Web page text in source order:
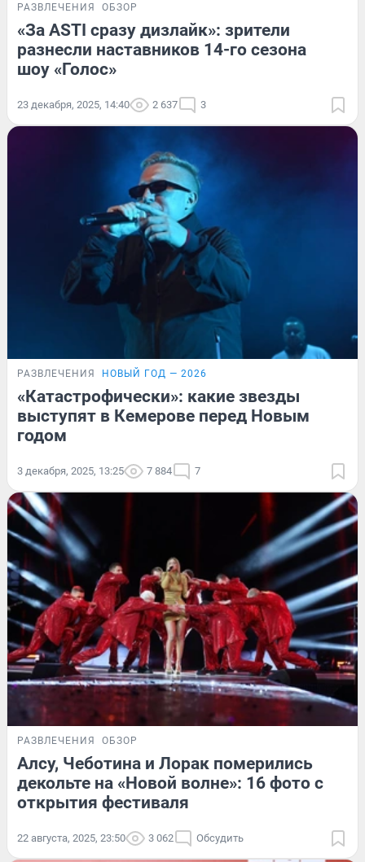
РАЗВЛЕЧЕНИЯ ОБЗОР
«За ASTI сразу дизлайк»: зрители
разнесли наставников 14-го сезона
шоу «Голос»
23 декабря, 2025, 14:40 2 637 3
РАЗВЛЕЧЕНИЯ НОВЫЙ ГОД — 2026
«Катастрофически»: какие звезды
выступят в Кемерове перед Новым
годом
3 декабря, 2025, 13:25 7 884 7
РАЗВЛЕЧЕНИЯ ОБЗОР
Алсу, Чеботина и Лорак померились
декольте на «Новой волне»: 16 фото с
открытия фестиваля
22 августа, 2025, 23:50 3 062 Обсудить